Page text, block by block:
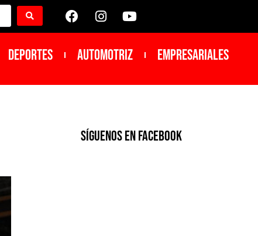
DEPORTES Automotriz Empresariales
SíGUENOS EN FACEBOOK